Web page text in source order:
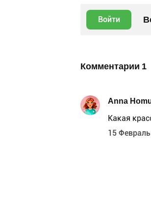
Войти
Комментарии 1
Anna
Какая
15